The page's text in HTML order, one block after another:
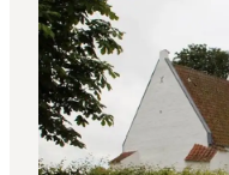
Oplevelser
Aktiviteter
Spis godt
Sov godt
Planlæg din